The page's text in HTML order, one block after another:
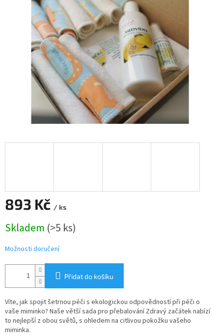
hvězdiček.
893 Kč / ks
cena:
Skladem (>5 ks)
Možnosti doručení
Přidat do košíku
Víte, jak spojit šetrnou péči s ekologickou odpovědností při péči o
vaše miminko? Naše větší sada pro přebalování Zdravý začátek nabízí
to nejlepší z obou světů, s ohledem na citlivou pokožku vašeho
miminka.